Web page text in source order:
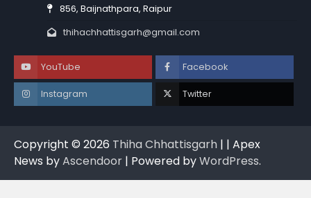
856, Baijnathpara, Raipur
thihachhattisgarh@gmail.com
YouTube Facebook
Instagram Twitter
Copyright © 2026 Thiha Chhattisgarh | | Apex
News byAscendoor | Powered byWordPress.